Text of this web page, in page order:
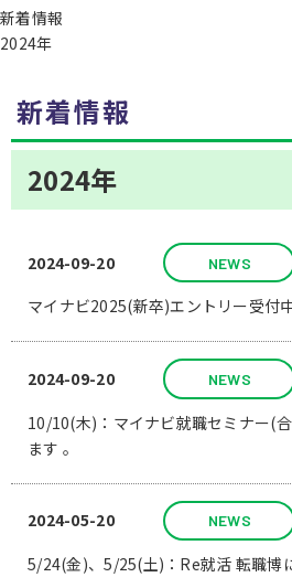
新着情報
2024年
新着情報
2024年
2024-09-20 NEWS
マイナビ2025(新卒)エントリー受付
2024-09-20 NEWS
10/10(木)：マイナビ就職セミナー(
ます 。
2024-05-20 NEWS
5/24(金)、5/25(土)：Re就活 転職博